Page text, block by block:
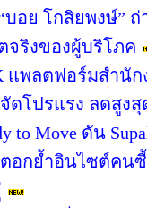
บอย โกสิยพงษ์”
ริงของผู้บริโภค
แพลตฟอร์มสำนั
ดโปรแรง ลดสูงสุ
Move ดัน
อกย้ำอินไซต์คน